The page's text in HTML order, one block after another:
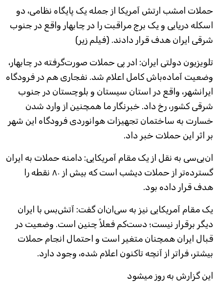
حملات امشب ارتش آمریکا از جمله یک پایگاه نظامی، دو
اسکله دریایی و یک برج مراقبت را در چابهار واقع در جنوب
شرقی ایران هدف قرار دادند. (فیلم زیر)
تلویزیون دولتی ایران: ادر پی حملات صورت‌گرفته در چابهار،
وضعیت آماده‌باش کامل اعلام شد. نفجاری هم در فرودگاه
ایرانشهر، واقع در استان سیستان و بلوچستان در جنوب
شرقی کشور، رخ داد. خبرنگار ما همچنین از وارد شدن
خسارت به ساختمان تجهیزات هوانوردی فرودگاه این شهر
بر اثر این حملات خبر داد.
ان‌بی‌سی به نقل از یک مقام آمریکایی: دامنه حملات به ایران
گسترده‌تر از حملات دیشب است که بیش از ۸۰ نقطه را
هدف قرار داده بود.
یک مقام آمریکایی نیز به سی‌ان‌ان گفت: آتش‌بس با ایران
دیگر برقرار نیست؛ دست‌کم فعلاً چنین است. وضعیت در
قبال ایران همچنان متغیر است و احتمال انجام حملات
بیشتر، فراتر از آنچه تاکنون اعلام شده، وجود دارد.
این گزارش به روز میشود